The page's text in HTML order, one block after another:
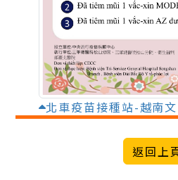
北車疫苗接種站-越南文